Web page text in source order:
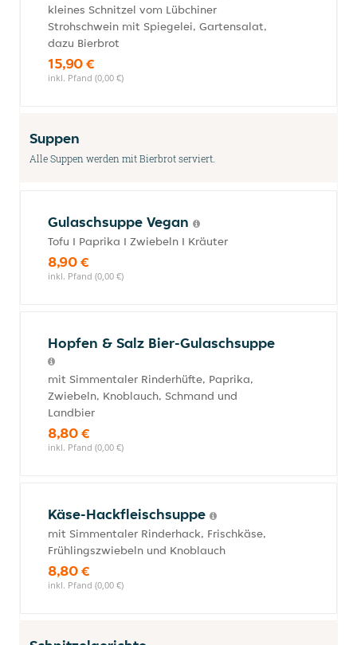
kleines Schnitzel vom Lübchiner
Strohschwein mit Spiegelei, Gartensalat,
dazu Bierbrot
15,90 €
inkl. Pfand (0,00 €)
Suppen
Alle Suppen werden mit Bierbrot serviert.
Gulaschsuppe Vegan
Tofu I Paprika I Zwiebeln I Kräuter
8,90 €
inkl. Pfand (0,00 €)
Hopfen & Salz Bier-Gulaschsuppe
mit Simmentaler Rinderhüfte, Paprika,
Zwiebeln, Knoblauch, Schmand und
Landbier
8,80 €
inkl. Pfand (0,00 €)
Käse-Hackfleischsuppe
mit Simmentaler Rinderhack, Frischkäse,
Frühlingszwiebeln und Knoblauch
8,80 €
inkl. Pfand (0,00 €)